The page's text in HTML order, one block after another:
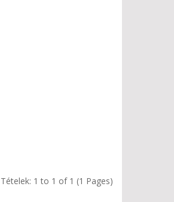
Tételek: 1 to 1 of 1 (1 Pages)